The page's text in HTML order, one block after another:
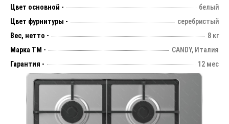
Цвет основной -
белый
Цвет фурнитуры -
серебристый
Вес, нетто -
8 кг
Марка ТМ -
CANDY, Италия
Гарантия -
12 мес